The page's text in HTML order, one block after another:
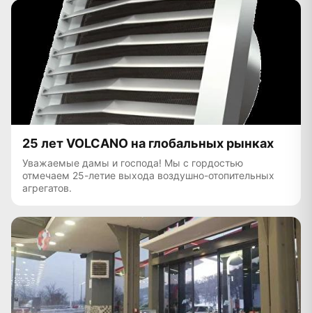
25 лет VOLCANO на глобальных рынках
Уважаемые дамы и господа! Мы с гордостью
отмечаем 25-летие выхода воздушно-отопительных
агрегатов.